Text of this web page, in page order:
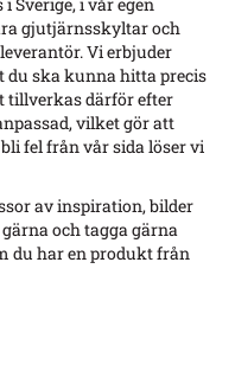
gjutjärnsskyltar och
Vi erbjuder
ska kunna hitta precis
tillverkas därför efter
vilket gör att
fel från vår sida löser vi
av inspiration, bilder
och tagga gärna
du har en produkt från